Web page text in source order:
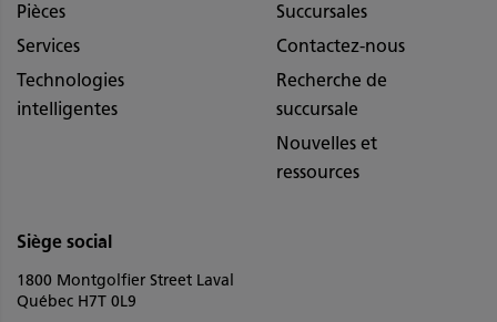
Pièces
Services
Technologies
intelligentes
Succursales
Contactez-nous
Recherche de
succursale
Nouvelles et
ressources
Siège social
1800 Montgolfier Street Laval
Québec H7T 0L9